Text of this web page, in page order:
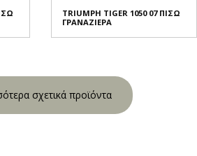
TRIUMPH TIGER 1050 07 ΠΙΣΩ
ΓΡΑΝΑΖΙΕΡΑ
σχετικά προϊόντα